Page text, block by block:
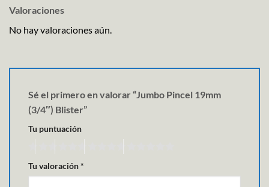
Valoraciones
No hay valoraciones aún.
Sé el primero en valorar “Jumbo Pincel 19mm
(3/4″) Blister”
Tu puntuación
Tu valoración*